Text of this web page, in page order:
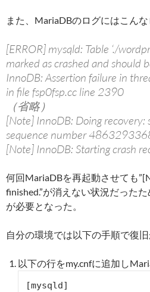
また、MariaDBのログにはこんな
[ERROR] mysqld: Table ‘./
marked as crashed and should
InnoDB: Assertion failure in
in file fsp0fsp.cc line 2390
（省略）
[Note] InnoDB: Doing recovery:
sequence number
[Note] InnoDB: Starting crash
何回MariaDBを再起動させても
finished.”が消えない状況だった
が必要となった。
自分の環境では以下の手順で復旧
以下の行をmy.cnfに追加し
[mysqld]